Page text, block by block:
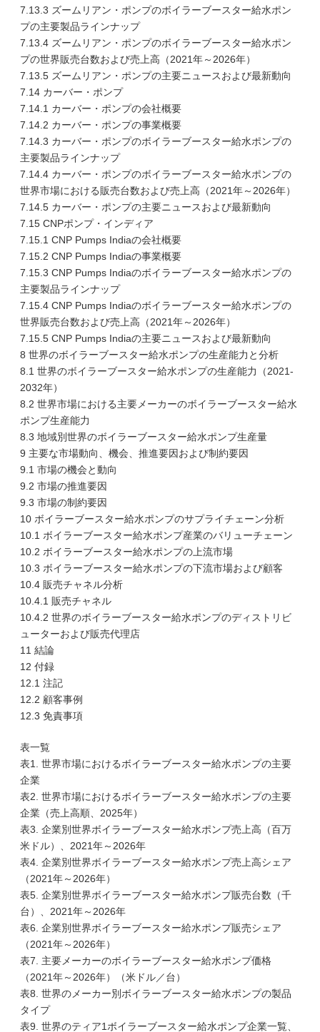
7.13.3 ズームリアン・ポンプのボイラーブースター給水ポン
プの主要製品ラインナップ
7.13.4 ズームリアン・ポンプのボイラーブースター給水ポン
プの世界販売台数および売上高（2021年～2026年）
7.13.5 ズームリアン・ポンプの主要ニュースおよび最新動向
7.14 カーバー・ポンプ
7.14.1 カーバー・ポンプの会社概要
7.14.2 カーバー・ポンプの事業概要
7.14.3 カーバー・ポンプのボイラーブースター給水ポンプの
主要製品ラインナップ
7.14.4 カーバー・ポンプのボイラーブースター給水ポンプの
世界市場における販売台数および売上高（2021年～2026年）
7.14.5 カーバー・ポンプの主要ニュースおよび最新動向
7.15 CNPポンプ・インディア
7.15.1 CNP Pumps Indiaの会社概要
7.15.2 CNP Pumps Indiaの事業概要
7.15.3 CNP Pumps Indiaのボイラーブースター給水ポンプの
主要製品ラインナップ
7.15.4 CNP Pumps Indiaのボイラーブースター給水ポンプの
世界販売台数および売上高（2021年～2026年）
7.15.5 CNP Pumps Indiaの主要ニュースおよび最新動向
8 世界のボイラーブースター給水ポンプの生産能力と分析
8.1 世界のボイラーブースター給水ポンプの生産能力（2021-
2032年）
8.2 世界市場における主要メーカーのボイラーブースター給水
ポンプ生産能力
8.3 地域別世界のボイラーブースター給水ポンプ生産量
9 主要な市場動向、機会、推進要因および制約要因
9.1 市場の機会と動向
9.2 市場の推進要因
9.3 市場の制約要因
10 ボイラーブースター給水ポンプのサプライチェーン分析
10.1 ボイラーブースター給水ポンプ産業のバリューチェーン
10.2 ボイラーブースター給水ポンプの上流市場
10.3 ボイラーブースター給水ポンプの下流市場および顧客
10.4 販売チャネル分析
10.4.1 販売チャネル
10.4.2 世界のボイラーブースター給水ポンプのディストリビ
ューターおよび販売代理店
11 結論
12 付録
12.1 注記
12.2 顧客事例
12.3 免責事項
表一覧
表1. 世界市場におけるボイラーブースター給水ポンプの主要
企業
表2. 世界市場におけるボイラーブースター給水ポンプの主要
企業（売上高順、2025年）
表3. 企業別世界ボイラーブースター給水ポンプ売上高（百万
米ドル）、2021年～2026年
表4. 企業別世界ボイラーブースター給水ポンプ売上高シェア
（2021年～2026年）
表5. 企業別世界ボイラーブースター給水ポンプ販売台数（千
台）、2021年～2026年
表6. 企業別世界ボイラーブースター給水ポンプ販売シェア
（2021年～2026年）
表7. 主要メーカーのボイラーブースター給水ポンプ価格
（2021年～2026年）（米ドル／台）
表8. 世界のメーカー別ボイラーブースター給水ポンプの製品
タイプ
表9. 世界のティア1ボイラーブースター給水ポンプ企業一覧、